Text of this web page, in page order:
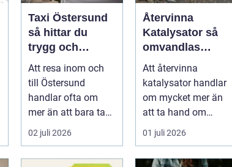
Taxi Östersund
så hittar du
trygg och
smidig transport
året runt
Att resa inom och
till Östersund
handlar ofta om
mer än att bara ta
sig från punkt A till
punkt B. M...
02 juli 2026
Återvinna
Katalysator så
omvandlas
avfall till
värdefulla
resurser
Att återvinna
katalysator handlar
om mycket mer än
att ta hand om
gammalt skrot. I
varje katalysator...
01 juli 2026